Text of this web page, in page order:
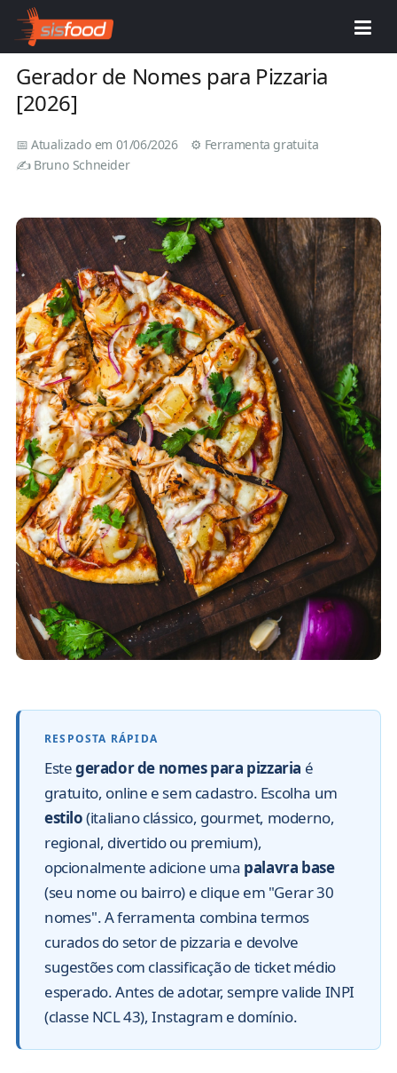
Início›Saiba Mais›
Gerador de Nomes para Pizzaria
[2026]
📅 Atualizado em 01/06/2026
⚙️ Ferramenta gratuita
✍️ Bruno Schneider
Estegerador de nomes para pizzaria é
gratuito, online e sem cadastro. Escolha um
estilo(italiano clássico, gourmet, moderno,
regional, divertido ou premium),
opcionalmente adicione uma palavra base
(seu nome ou bairro) e clique em "Gerar 30
nomes". A ferramenta combina termos
curados do setor de pizzaria e devolve
sugestões com classificação de ticket médio
esperado. Antes de adotar, sempre valide INPI
(classe NCL 43), Instagram e domínio.